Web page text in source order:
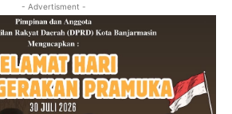
- Advertisment -